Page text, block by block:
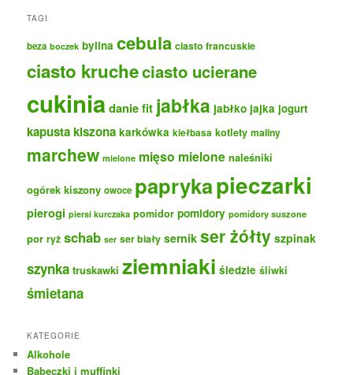
TAGI
beza boczek bylina cebula ciasto francuskie
ciasto krucheciasto ucierane
cukiniadanie fit jabłka jabłko jajka jogurt
kapusta kiszona karkówka kiełbasa kotlety maliny
marchew mielone mięso mielone naleśniki
ogórek kiszony owoce paprykapieczarki
pierogi piersi kurczaka pomidor pomidory pomidory suszone
por ryż schab ser ser biały sernik ser żółty szpinak
szynka truskawki ziemniaki śledzie śliwki
śmietana
KATEGORIE
Alkohole
Babeczki i muffinki